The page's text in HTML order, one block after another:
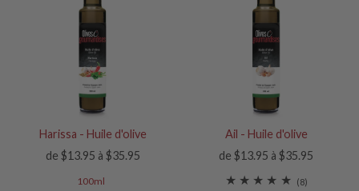
Harissa - Huile d'olive
de $13.95 à $35.95
100ml
Ail - Huile d'olive
de $13.95 à $35.95
(8)